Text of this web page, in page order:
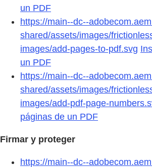
un PDF
https://main--dc--
shared/assets/images/
images/add-pages-to-pdf.svg
un PDF
https://main--dc--
shared/assets/images/
images/add-pdf-page-
páginas de un PDF
Firmar y proteger
https://main--dc--